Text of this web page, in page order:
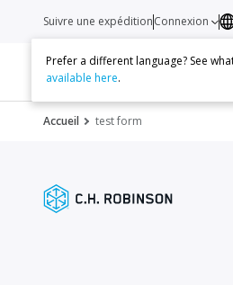
Services
Suivre une expéditionConnexion
Prefer a different language? See
available here.
Accueil test form